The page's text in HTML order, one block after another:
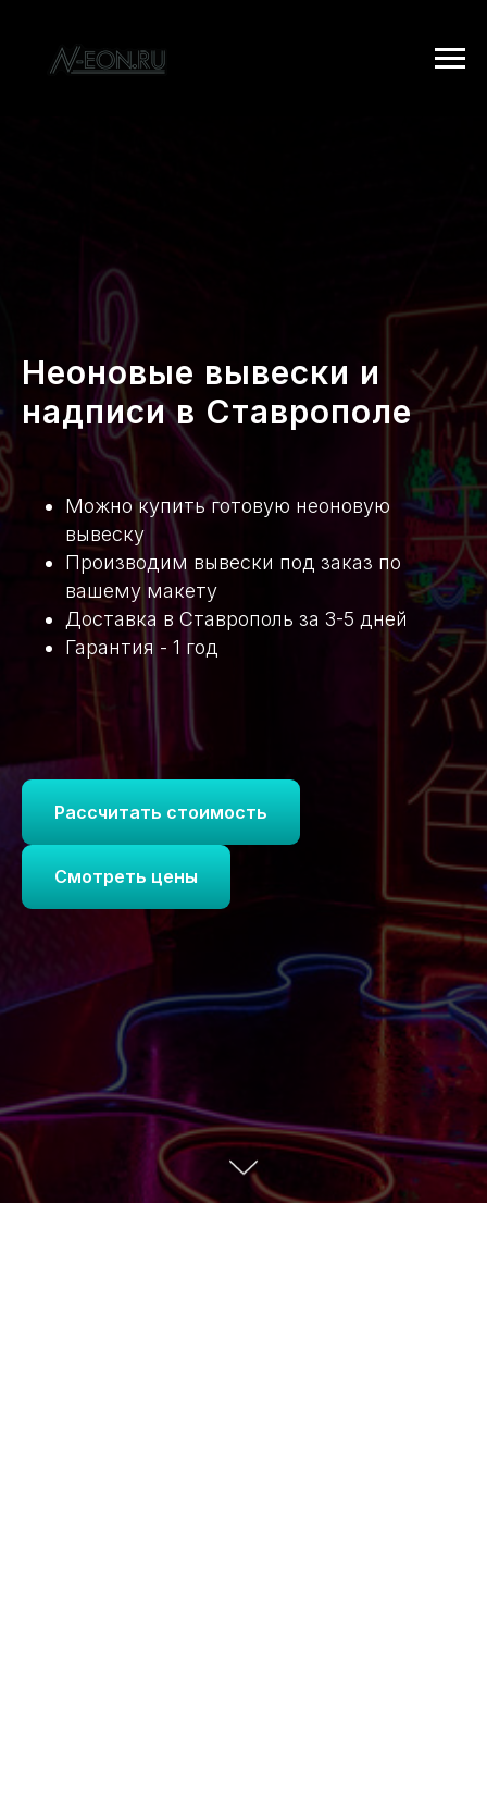
Неоновые вывески и
надписи в Ставрополе
Можно купить готовую неоновую
вывеску
Производим вывески под заказ по
вашему макету
Доставка в Ставрополь за 3-5 дней
Гарантия - 1 год
Рассчитать стоимость
Смотреть цены